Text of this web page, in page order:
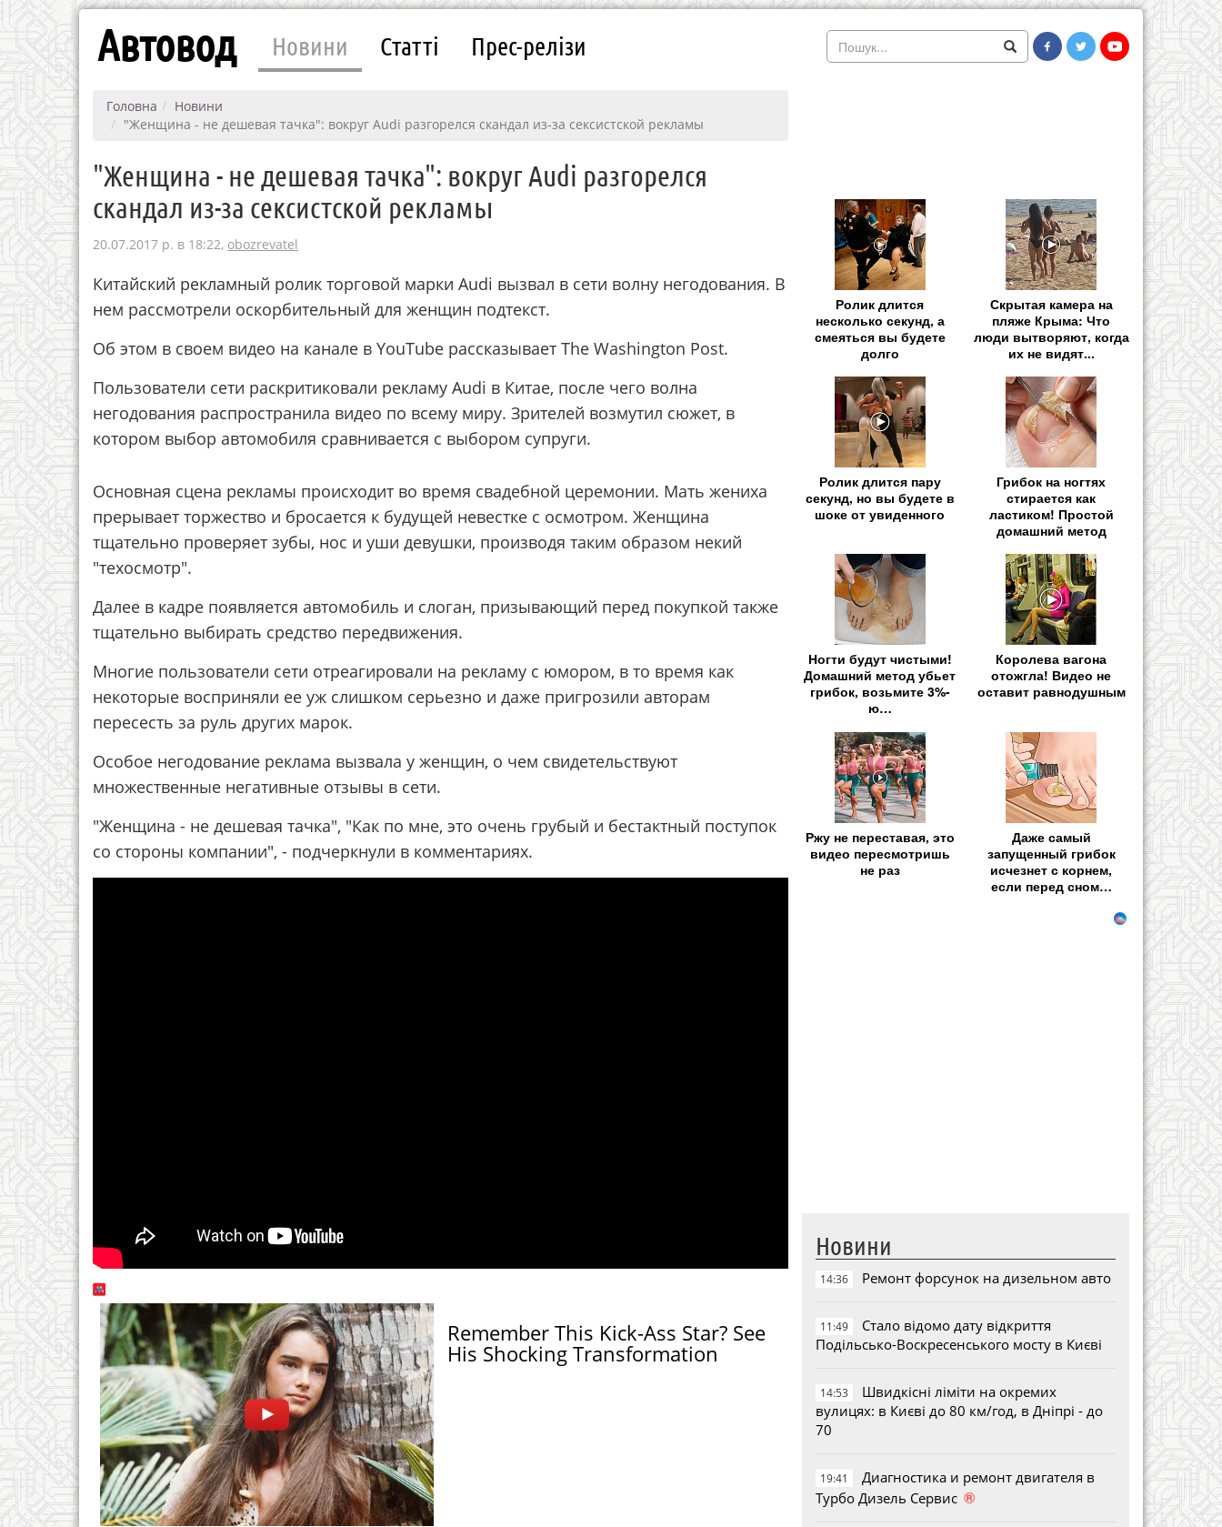
Автовод Новини Статті Прес-релізи
Головна
Новини
"Женщина - не дешевая тачка": вокруг Audi разгорелся скандал из-за сексистской рекламы
"Женщина - не дешевая тачка": вокруг Audi разгорелся
скандал из-за сексистской рекламы
20.07.2017 р. в 18:22, obozrevatel
Китайский рекламный ролик торговой марки Audi вызвал в сети волну негодования. В
нем рассмотрели оскорбительный для женщин подтекст.
Об этом в своем видео на канале в YouTube рассказывает The Washington Post.
Пользователи сети раскритиковали рекламу Audi в Китае, после чего волна
негодования распространила видео по всему миру. Зрителей возмутил сюжет, в
котором выбор автомобиля сравнивается с выбором супруги.
Основная сцена рекламы происходит во время свадебной церемонии. Мать жениха
прерывает торжество и бросается к будущей невестке с осмотром. Женщина
тщательно проверяет зубы, нос и уши девушки, производя таким образом некий
"техосмотр".
Далее в кадре появляется автомобиль и слоган, призывающий перед покупкой также
тщательно выбирать средство передвижения.
Многие пользователи сети отреагировали на рекламу с юмором, в то время как
некоторые восприняли ее уж слишком серьезно и даже пригрозили авторам
пересесть за руль других марок.
Особое негодование реклама вызвала у женщин, о чем свидетельствуют
множественные негативные отзывы в сети.
"Женщина - не дешевая тачка", "Как по мне, это очень грубый и бестактный поступок
со стороны компании", - подчеркнули в комментариях.
Remember This Kick-Ass Star? See
His Shocking Transformation
Ролик длится
несколько секунд, а
смеяться вы будете
долго
Скрытая камера на
пляже Крыма: Что
люди вытворяют, когда
их не видят...
Ролик длится пару
секунд, но вы будете в
шоке от увиденного
Грибок на ногтях
стирается как
ластиком! Простой
домашний метод
Ногти будут чистыми!
Домашний метод убьет
грибок, возьмите 3%-
ю…
Королева вагона
отожгла! Видео не
оставит равнодушным
Ржу не переставая, это
видео пересмотришь
не раз
Даже самый
запущенный грибок
исчезнет с корнем,
если перед сном…
Новини
14:36 Ремонт форсунок на дизельном авто
11:49
Стало відомо дату відкриття
Подільсько-Воскресенського мосту в Києві
14:53
Швидкісні ліміти на окремих
вулицях: в Києві до 80 км/год, в Дніпрі - до
70
19:41
Диагностика и ремонт двигателя в
Турбо Дизель Сервис ®